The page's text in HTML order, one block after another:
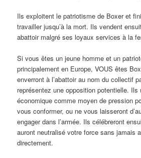
Ils exploitent le patriotisme de Boxer et
travailler jusqu’à la mort. Ils vendent
abattoir malgré ses loyaux services à la
Si vous êtes un jeune homme et un
principalement en Europe, VOUS êtes
enverront à l’abattoir au nom du collectif
représentez une opposition potentielle.
économique comme moyen de pression
vous conformer, ou ne vous laisseront
engager dans l’armée. Ils célébreront
auront neutralisé votre force sans jamais
directement.